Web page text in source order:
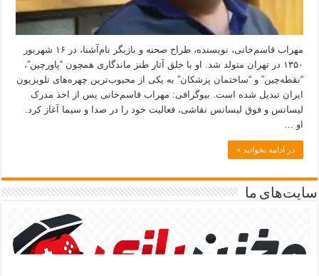
مهراب قاسم‌خانی، نویسنده، طراح صحنه و بازیگر نام‌آشنا، در ۱۶ شهریور
۱۳۵۰ در تهران متولد شد. او با خلق آثار طنز ماندگاری همچون “پاورچین”،
“نقطه‌چین” و “ساختمان پزشکان” به یکی از محبوب‌ترین چهره‌های تلویزیون
ایران تبدیل شده است. بیوگرافی: مهراب قاسم‌خانی پس از اخذ مدرک
لیسانس و فوق لیسانس نقاشی، فعالیت خود را در صدا و سیما آغاز کرد.
او …
در ادامه بخوانید »
سایت‌های ما